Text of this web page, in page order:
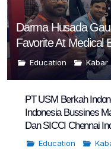
Darma Husada
Favorite At Medical
Education Kabar
PT USM Berkah
Indonesia Bussines
Dan SICCI Chennai
Education